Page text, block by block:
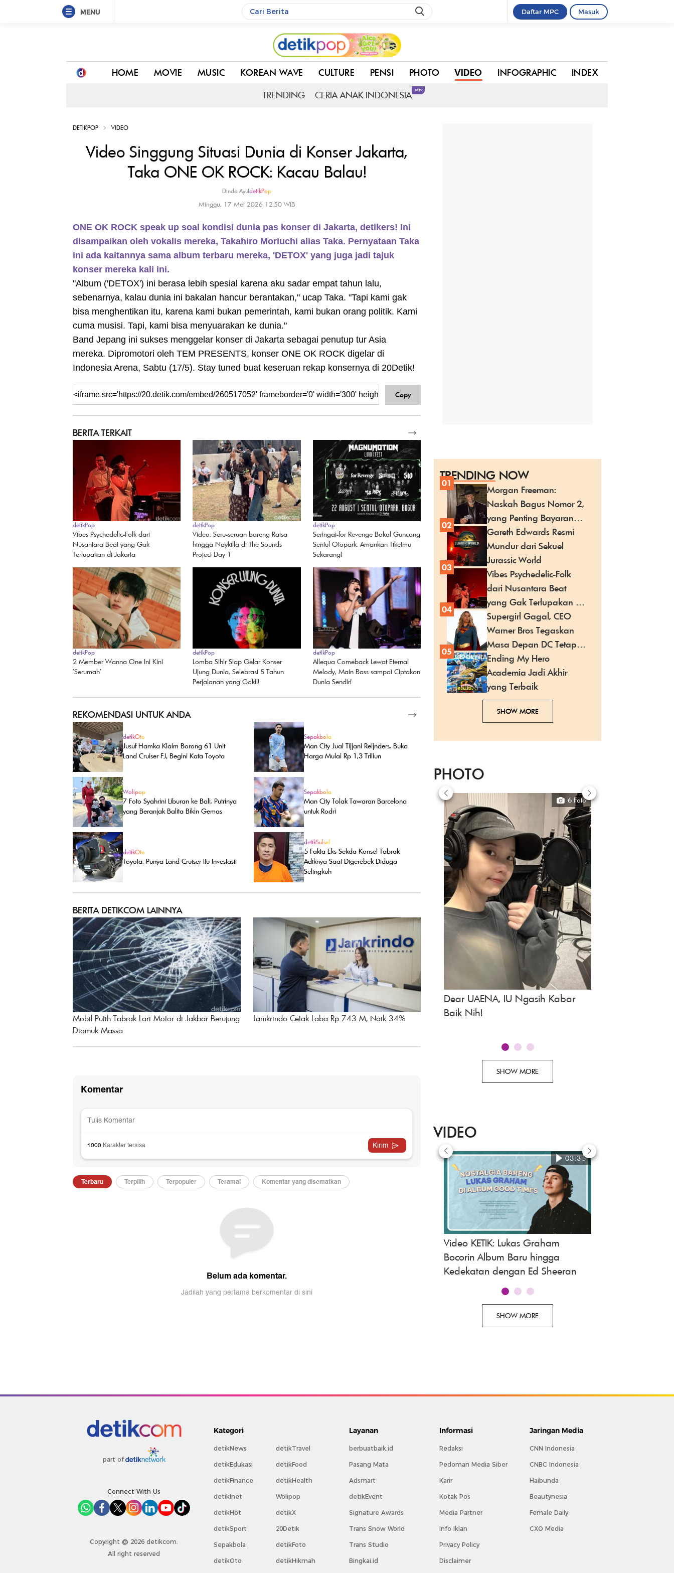
MENU Daftar MPC Masuk
HOME MOVIE MUSIC KOREAN WAVE CULTURE PENSI PHOTO VIDEO INFOGRAPHIC
INDEX
TRENDING
CERIA ANAK INDONESIA NEW
Video Singgung Situasi Dunia di Konser Jakarta, Taka ONE OK ROCK: Kacau Balau! BAGIKAN
DETIKPOP VIDEO
Video Singgung Situasi Dunia di Konser Jakarta,
Taka ONE OK ROCK: Kacau Balau!
Dinda Ayu|detikPop
Minggu, 17 Mei 2026 12:50 WIB
ONE OK ROCK speak up soal kondisi dunia pas konser di Jakarta, detikers! Ini
disampaikan oleh vokalis mereka, Takahiro Moriuchi alias Taka. Pernyataan Taka
ini ada kaitannya sama album terbaru mereka, 'DETOX' yang juga jadi tajuk
konser mereka kali ini.
"Album ('DETOX') ini berasa lebih spesial karena aku sadar empat tahun lalu,
sebenarnya, kalau dunia ini bakalan hancur berantakan," ucap Taka. "Tapi kami gak
bisa menghentikan itu, karena kami bukan pemerintah, kami bukan orang politik. Kami
cuma musisi. Tapi, kami bisa menyuarakan ke dunia."
Band Jepang ini sukses menggelar konser di Jakarta sebagai penutup tur Asia
mereka. Dipromotori oleh TEM PRESENTS, konser ONE OK ROCK digelar di
Indonesia Arena, Sabtu (17/5). Stay tuned buat keseruan rekap konsernya di 20Detik!
Copy
BERITA TERKAIT
detikPop
Vibes Psychedelic-Folk dari
Nusantara Beat yang Gak
Terlupakan di Jakarta
detikPop
Video: Seru-seruan bareng Raisa
hingga Naykilla di The Sounds
Project Day 1
detikPop
Seringai-for Revenge Bakal Guncang
Sentul Otopark, Amankan Tiketmu
Sekarang!
detikPop
2 Member Wanna One Ini Kini
'Serumah'
detikPop
Lomba Sihir Siap Gelar Konser
Ujung Dunia, Selebrasi 5 Tahun
Perjalanan yang Gokil!
detikPop
Allequa Comeback Lewat Eternal
Melody, Main Bass sampai Ciptakan
Dunia Sendiri
REKOMENDASI UNTUK ANDA
detikOto
Jusuf Hamka Klaim Borong 61 Unit
Land Cruiser FJ, Begini Kata Toyota
Sepakbola
Man City Jual Tijjani Reijnders, Buka
Harga Mulai Rp 1,3 Triliun
Wolipop
7 Foto Syahrini Liburan ke Bali, Putrinya
yang Beranjak Balita Bikin Gemas
Sepakbola
Man City Tolak Tawaran Barcelona
untuk Rodri
detikOto
Toyota: Punya Land Cruiser Itu Investasi!
detikSulsel
5 Fakta Eks Sekda Konsel Tabrak
Adiknya Saat Digerebek Diduga
Selingkuh
BERITA DETIKCOM LAINNYA
Mobil Putih Tabrak Lari Motor di Jakbar Berujung
Diamuk Massa
Jamkrindo Cetak Laba Rp 743 M, Naik 34%
TRENDING NOW
01
Morgan Freeman:
Naskah Bagus Nomor 2,
yang Penting Bayaran
Cocok
02
Gareth Edwards Resmi
Mundur dari Sekuel
Jurassic World
03
Vibes Psychedelic-Folk
dari Nusantara Beat
yang Gak Terlupakan di
Jakarta
04
Supergirl Gagal, CEO
Warner Bros Tegaskan
Masa Depan DC Tetap
Cerah
05
Ending My Hero
Academia Jadi Akhir
yang Terbaik
SHOW MORE
PHOTO
6 Foto
Dear UAENA, IU Ngasih Kabar
Baik Nih!
SHOW MORE
VIDEO
03:35
Video KETIK: Lukas Graham
Bocorin Album Baru hingga
Kedekatan dengan Ed Sheeran
SHOW MORE
part of
Connect With Us
Copyright @ 2026 detikcom.
All right reserved
Kategori
detikNews
detikEdukasi
detikFinance
detikInet
detikHot
detikSport
Sepakbola
detikOto
detikTravel
detikFood
detikHealth
Wolipop
detikX
20Detik
detikFoto
detikHikmah
Layanan
berbuatbaik.id
Pasang Mata
Adsmart
detikEvent
Signature Awards
Trans Snow World
Trans Studio
Bingkai.id
Informasi
Redaksi
Pedoman Media Siber
Karir
Kotak Pos
Media Partner
Info Iklan
Privacy Policy
Disclaimer
Jaringan Media
CNN Indonesia
CNBC Indonesia
Haibunda
Beautynesia
Female Daily
CXO Media